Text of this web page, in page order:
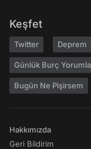
Keşfet
Twitter Deprem
Günlük Burç
Bugün Ne Pişirsem
Hakkımızda
Geri Bildirim